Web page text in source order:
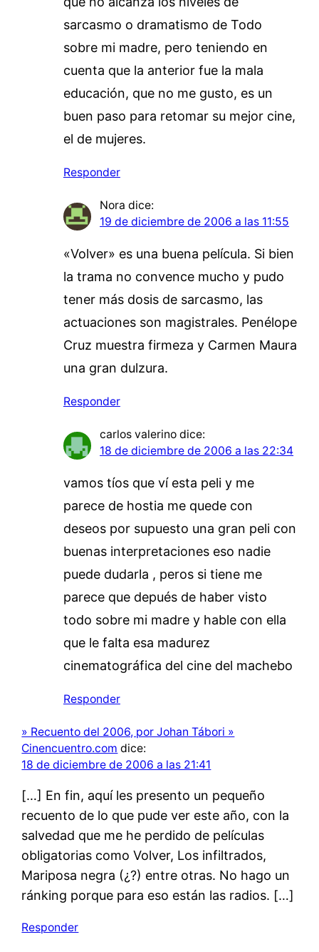
sarcasmo o dramatismo de Todo
sobre mi madre, pero teniendo en
cuenta que la anterior fue la mala
educación, que no me gusto, es un
buen paso para retomar su mejor cine,
el de mujeres.
Responder
Nora dice:
19 de diciembre de 2006 a las 11:55
«Volver» es una buena película. Si bien
la trama no convence mucho y pudo
tener más dosis de sarcasmo, las
actuaciones son magistrales. Penélope
Cruz muestra firmeza y Carmen Maura
una gran dulzura.
Responder
carlos valerino dice:
18 de diciembre de 2006 a las 22:34
vamos tíos que ví esta peli y me
parece de hostia me quede con
deseos por supuesto una gran peli con
buenas interpretaciones eso nadie
puede dudarla , peros si tiene me
parece que depués de haber visto
todo sobre mi madre y hable con ella
que le falta esa madurez
cinematográfica del cine del machebo
Responder
» Recuento del 2006, por Johan Tábori »
Cinencuentro.com dice:
18 de diciembre de 2006 a las 21:41
[…] En fin, aquí les presento un pequeño
recuento de lo que pude ver este año, con la
salvedad que me he perdido de películas
obligatorias como Volver, Los infiltrados,
Mariposa negra (¿?) entre otras. No hago un
ránking porque para eso están las radios. […]
Responder